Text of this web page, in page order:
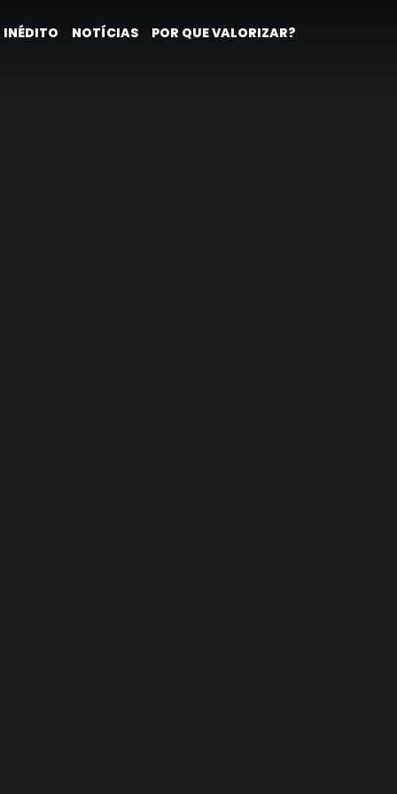
INÉDITO NOTÍCIAS POR QUE VALORIZAR?